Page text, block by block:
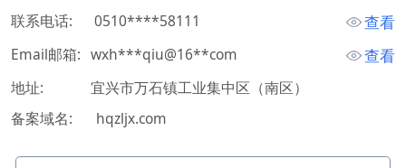
联系电话: 0510****58111 查看
Email邮箱: wxh***qiu@16**com 查看
地址:
宜兴市万石镇工业集中区（南区）
备案域名:
hqzljx.com